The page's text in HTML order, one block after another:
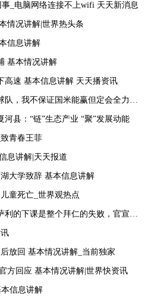
_电脑网络连接不上wifi 天天新消息
情况讲解|世界热头条
信息讲解
基本情况讲解
高速 基本信息讲解 天天播资讯
不保证国米能赢但定会全力以赴|环球最新
河县：“链”生态产业 “聚”发展动能
青春王菲
息讲解|天天报道
大学致辞 基本信息讲解
童死亡_世界观热点
是整个拜仁的失败，官宣的时机让我无言
放回 基本情况讲解_当前独家
方回应 基本情况讲解|世界快资讯
信息讲解